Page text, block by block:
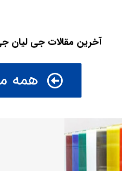
آخرین مقالات جی لیان
همه